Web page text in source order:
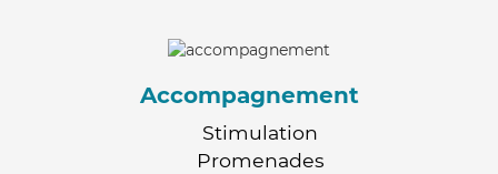
Accompagnement
Stimulation
Promenades